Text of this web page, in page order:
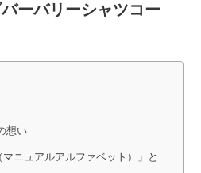
ーバリーシャツコー
想い
マニュアルアルファベット）」と